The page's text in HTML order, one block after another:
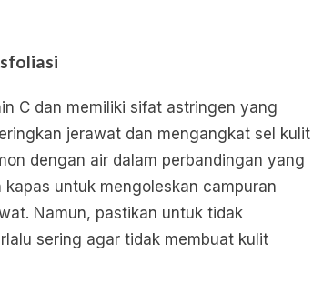
C dan memiliki sifat astringen yang
jerawat dan mengangkat sel kulit
dengan air dalam perbandingan yang
untuk mengoleskan campuran
Namun, pastikan untuk tidak
sering agar tidak membuat kulit